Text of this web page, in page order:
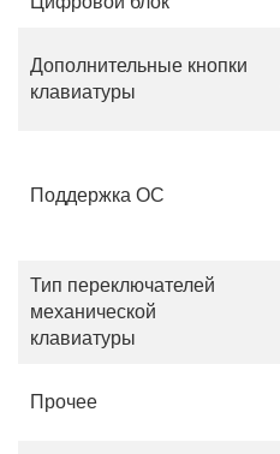
Дополнительные кнопки
клавиатуры
Поддержка ОС
Тип переключателей
механической
клавиатуры
Прочее